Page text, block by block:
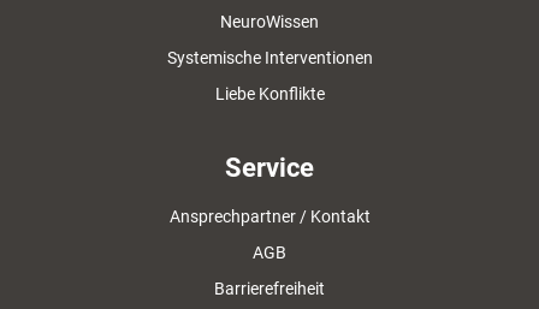
NeuroWissen
Systemische Interventionen
Liebe Konflikte
Service
Ansprechpartner / Kontakt
AGB
Barrierefreiheit